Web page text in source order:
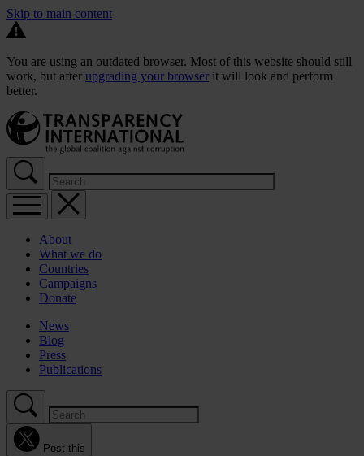
Skip to main content
You are using an outdated browser. Most of this website should still
work, but after upgrading your browser it will look and perform
better.
About
What we do
Countries
Campaigns
Donate
News
Blog
Press
Publications
Post this